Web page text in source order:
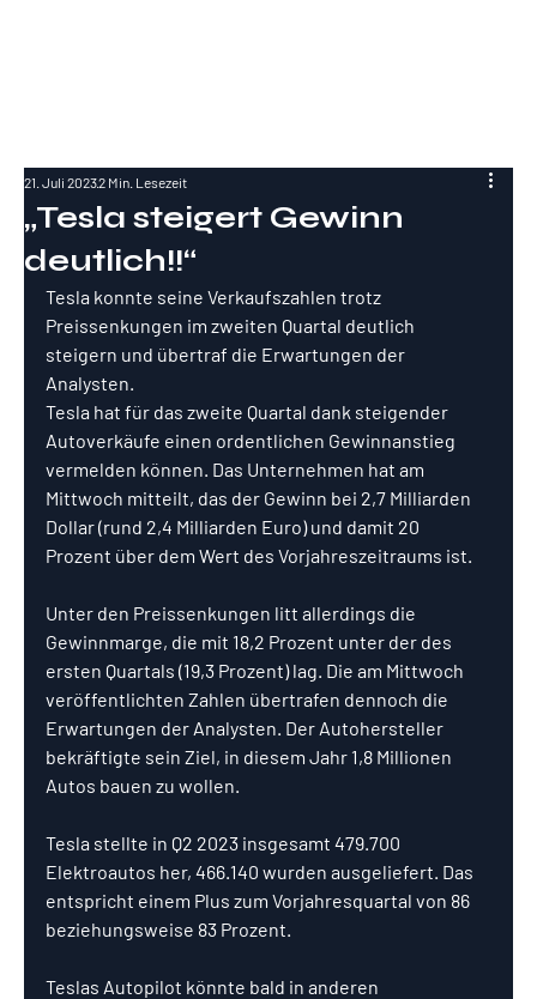
„Tesla steigert Gewinn
deutlich!!“
21. Juli 20232 Min. Lesezeit
Tesla konnte seine Verkaufszahlen trotz
Preissenkungen im zweiten Quartal deutlich
steigern und übertraf die Erwartungen der
Analysten.
Tesla hat für das zweite Quartal dank steigender
Autoverkäufe einen ordentlichen Gewinnanstieg
vermelden können. Das Unternehmen hat am
Mittwoch mitteilt, das der Gewinn bei 2,7 Milliarden
Dollar (rund 2,4 Milliarden Euro) und damit 20
Prozent über dem Wert des Vorjahreszeitraums ist.
Unter den Preissenkungen litt allerdings die
Gewinnmarge, die mit 18,2 Prozent unter der des
ersten Quartals (19,3 Prozent) lag. Die am Mittwoch
veröffentlichten Zahlen übertrafen dennoch die
Erwartungen der Analysten. Der Autohersteller
bekräftigte sein Ziel, in diesem Jahr 1,8 Millionen
Autos bauen zu wollen.
Tesla stellte in Q2 2023 insgesamt 479.700
Elektroautos her, 466.140 wurden ausgeliefert. Das
entspricht einem Plus zum Vorjahresquartal von 86
beziehungsweise 83 Prozent.
Teslas Autopilot könnte bald in anderen